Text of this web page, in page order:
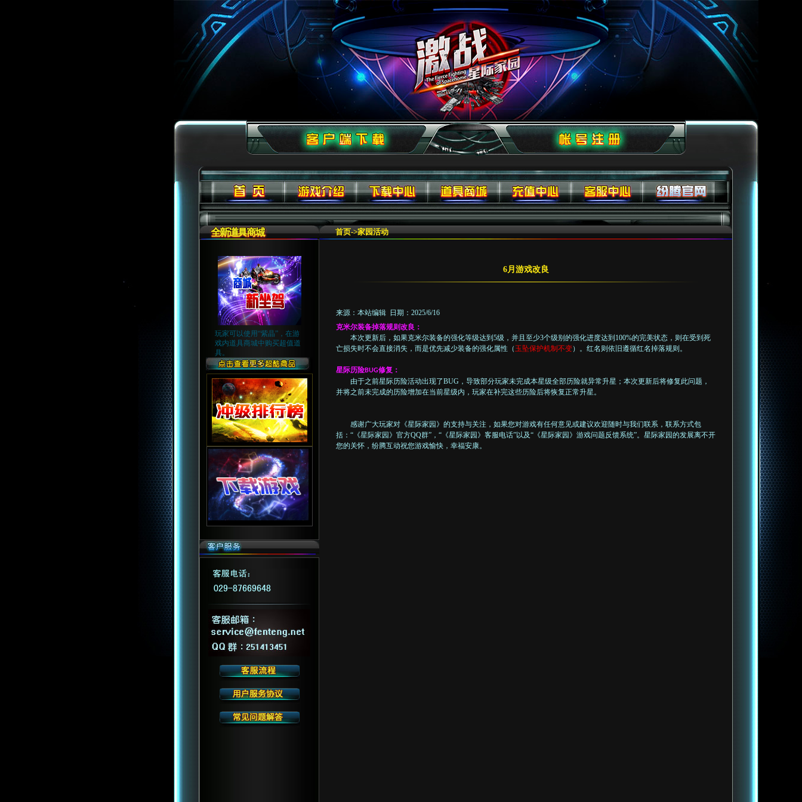
玩家可以使用“紫晶”，在游
戏内道具商城中购买超值道
具。
首页->家园活动
6月游戏改良
来源：本站编辑 日期：2025/6/16
克米尔装备掉落规则改良：
本次更新后，如果克米尔装备的强化等级达到 5级，并且至少3个级别的强化进度达到100%的完美状态，则在受到死
亡损失时不会直接消失，而是优先减少装备的强化属性（ 玉坠保护机制不变）。红名则依旧遵循红名掉落规则。
星际历险BUG修复：
由于之前星际历险活动出现了BUG，导致部分玩家未完成本星级全部历险就异常升星；本次更新后将修复此问题，
并将之前未完成的历险增加在当前星级内，玩家在补完这些历险后将恢复正常升星。
感谢广大玩家对《星际家园》的支持与关注，如果您对游戏有任何意见或建议欢迎随时与我们联系，联系方式包
括： “《星际家园》官方QQ群”，“《星际家园》客服电话”以及“《星际家园》游戏问题反馈系统”。星际家园的发展离不开
您的关怀，纷腾互动祝您游戏愉快，幸福安康。